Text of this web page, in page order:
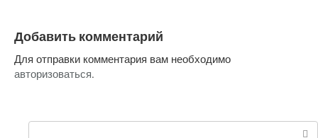
Добавить комментарий
Для отправки комментария вам необходимо
авторизоваться.
Поиск: